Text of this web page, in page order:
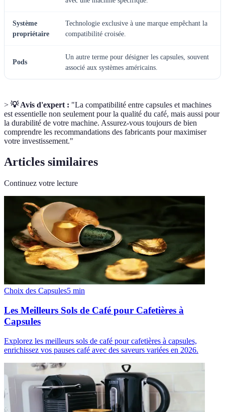
Système
propriétaire
Technologie exclusive à une marque empêchant la
compatibilité croisée.
Pods
Un autre terme pour désigner les capsules, souvent
associé aux systèmes américains.
> 💡 Avis d'expert : "La compatibilité entre capsules et machines
est essentielle non seulement pour la qualité du café, mais aussi pour
la durabilité de votre machine. Assurez-vous toujours de bien
comprendre les recommandations des fabricants pour maximiser
votre investissement."
Articles similaires
Continuez votre lecture
Choix des Capsules5 min
Les Meilleurs Sols de Café pour Cafetières à
Capsules
Explorez les meilleurs sols de café pour cafetières à capsules,
enrichissez vos pauses café avec des saveurs variées en 2026.